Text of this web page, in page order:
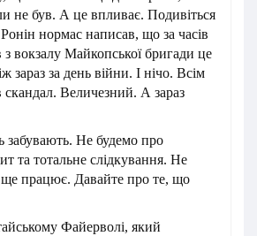
не був. А це впливає. Подивіться
нормас написав, що за часів
вокзалу Майкопської бригади це
зараз за день війни. І нічо. Всім
скандал. Величезний. А зараз
забувають. Не будемо про
та тотальне слідкування. Не
працює. Давайте про те, що
Файерволі, який